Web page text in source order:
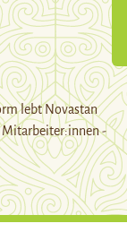
lebt Novastan
Mitarbeiter:innen -